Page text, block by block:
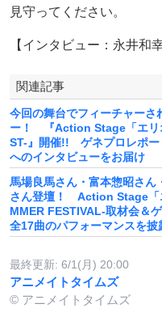
見守ってください。
【インタビュー：永井和幸
関連記事
今回の舞台でフィーチャーさ
ー！ 『Action Stage「エリ
ST-』開催!! ゲネプロレポー
へのインタビューをお届け
馬場良馬さん・富本惣昭さん
さん登壇！ Action Stage「
MMER FESTIVAL-取材会＆
全17曲のパフォーマンスを披
最終更新: 6/1(月) 20:00
アニメイトタイムズ
© アニメイトタイムズ